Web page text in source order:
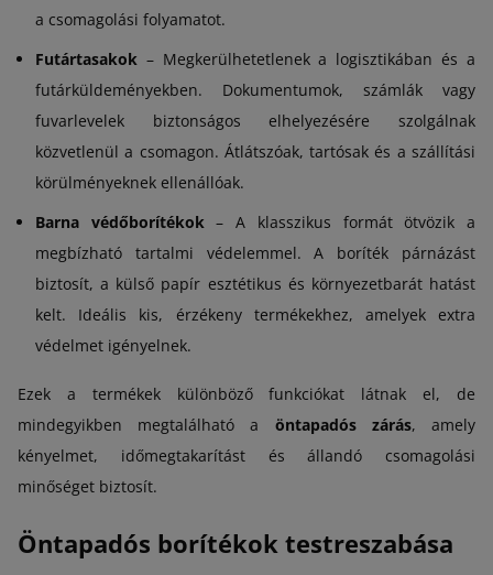
a csomagolási folyamatot.
Futártasakok – Megkerülhetetlenek a logisztikában és a
futárküldeményekben. Dokumentumok, számlák vagy
fuvarlevelek biztonságos elhelyezésére szolgálnak
közvetlenül a csomagon. Átlátszóak, tartósak és a szállítási
körülményeknek ellenállóak.
Barna védőborítékok – A klasszikus formát ötvözik a
megbízható tartalmi védelemmel. A boríték párnázást
biztosít, a külső papír esztétikus és környezetbarát hatást
kelt. Ideális kis, érzékeny termékekhez, amelyek extra
védelmet igényelnek.
Ezek a termékek különböző funkciókat látnak el, de
mindegyikben megtalálható a öntapadós zárás, amely
kényelmet, időmegtakarítást és állandó csomagolási
minőséget biztosít.
Öntapadós borítékok testreszabása